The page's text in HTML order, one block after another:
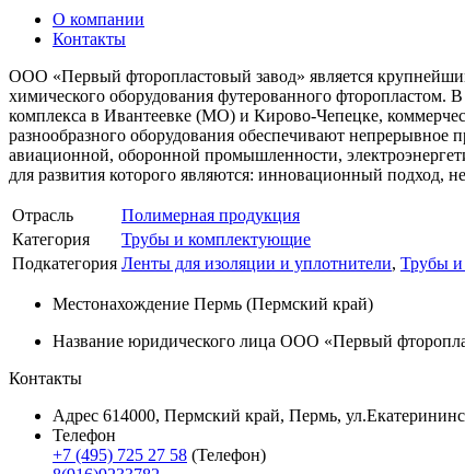
О компании
Контакты
ООО «Первый фторопластовый завод» является
химического оборудования футерованного
комплекса в Ивантеевке (МО) и Кирово-Чепецке,
разнообразного оборудования обеспечивают непрерывное
авиационной, оборонной промышленности,
для развития которого являются: инновационный подход,
Отрасль
Полимерная продукция
Категория
Трубы и комплектующие
Подкатегория Ленты для изоляции и уплотнители, Трубы и
Местонахождение Пермь (Пермский край)
Название юридического лица ООО «Первый
Контакты
Адрес 614000, Пермский край, Пермь,
Телефон
+7 (495) 725 27 58 (Телефон)